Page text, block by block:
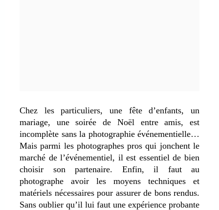
Chez les particuliers, une fête d’enfants, un
mariage, une soirée de Noël entre amis, est
incomplète sans la photographie événementielle…
Mais parmi les photographes pros qui jonchent le
marché de l’événementiel, il est essentiel de bien
choisir son partenaire. Enfin, il faut au
photographe avoir les moyens techniques et
matériels nécessaires pour assurer de bons rendus.
Sans oublier qu’il lui faut une expérience probante